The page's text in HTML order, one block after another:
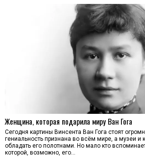
Женщина, которая подарила миру Ван Гога
Сегодня картины Винсента Ван Гога стоят
гениальность признана во всём мире, а музеи и
обладать его полотнами. Но мало кто
которой, возможно, его…